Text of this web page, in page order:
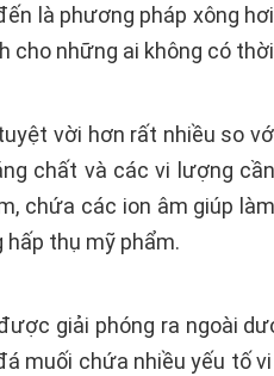
là phương pháp xông
cho những ai không có
vời hơn rất nhiều so
chất và các vi lượng
chứa các ion âm giúp
thụ mỹ phẩm.
giải phóng ra ngoài
muối chứa nhiều yếu tố